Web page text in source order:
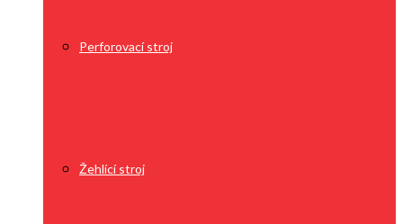
Perforovací stroj
Žehlící stroj